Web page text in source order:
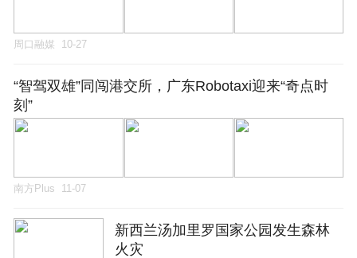
周口融媒 10-27
“智驾双雄”同闯港交所，广东Robotaxi迎来“奇点时
刻”
南方Plus 11-07
新西兰汤加里罗国家公园发生森林
火灾